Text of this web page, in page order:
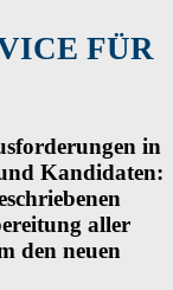
FÜR
in
Kandidaten:
aller
den neuen